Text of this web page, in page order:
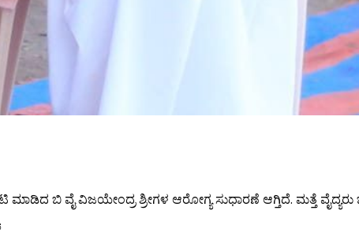
ಮಾಡಿದ ಬಿ ವೈ ವಿಜಯೇಂದ್ರ ಶ್ರೀಗಳ ಆರೋಗ್ಯ ಸುಧಾರಣೆ ಆಗ್ತಿದೆ. ಮತ್ತೆ